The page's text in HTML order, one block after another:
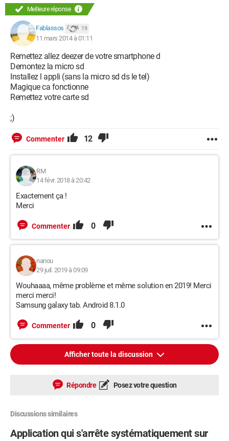
Meilleure réponse
Fablassos 19
11 mars 2014 à 01:11
Remettez allez deezer de votre smartphone d
Demontez la micro sd
Installez l appli (sans la micro sd ds le tel)
Magique ca fonctionne
Remettez votre carte sd
;)
Commenter 12
RM
14 févr. 2018 à 20:42
Exactement ça !
Merci
Commenter 0
nanou
29 juil. 2019 à 09:09
Wouhaaaa, même problème et même solution en 2019! Merci
merci merci!
Samsung galaxy tab. Android 8.1.0
Commenter 0
Afficher toute la discussion
Répondre Posez votre question
Discussions similaires
Application qui s'arrête systématiquement sur